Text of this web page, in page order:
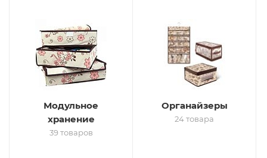
Модульное
хранение
39 товаров
Органайзеры
24 товара